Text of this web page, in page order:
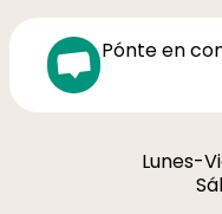
Pónte en
Lunes-